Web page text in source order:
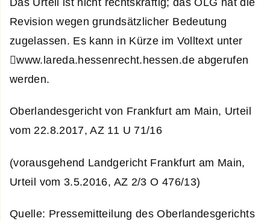
Revision wegen grundsätzlicher Bedeutung
zugelassen. Es kann in Kürze im Volltext unter
www.lareda.hessenrecht.hessen.de abgerufen
werden.
Oberlandesgericht von Frankfurt am Main, Urteil
vom 22.8.2017, AZ 11 U 71/16
(vorausgehend Landgericht Frankfurt am Main,
Urteil vom 3.5.2016, AZ 2/3 O 476/13)
Quelle: Pressemitteilung des Oberlandesgerichts